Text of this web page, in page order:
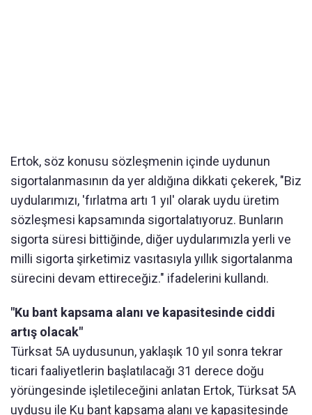
Ertok, söz konusu sözleşmenin içinde uydunun
sigortalanmasının da yer aldığına dikkati çekerek, "Biz
uydularımızı, 'fırlatma artı 1 yıl' olarak uydu üretim
sözleşmesi kapsamında sigortalatıyoruz. Bunların
sigorta süresi bittiğinde, diğer uydularımızla yerli ve
milli sigorta şirketimiz vasıtasıyla yıllık sigortalanma
sürecini devam ettireceğiz." ifadelerini kullandı.
"Ku bant kapsama alanı ve kapasitesinde ciddi
artış olacak"
Türksat 5A uydusunun, yaklaşık 10 yıl sonra tekrar
ticari faaliyetlerin başlatılacağı 31 derece doğu
yörüngesinde işletileceğini anlatan Ertok, Türksat 5A
uydusu ile Ku bant kapsama alanı ve kapasitesinde